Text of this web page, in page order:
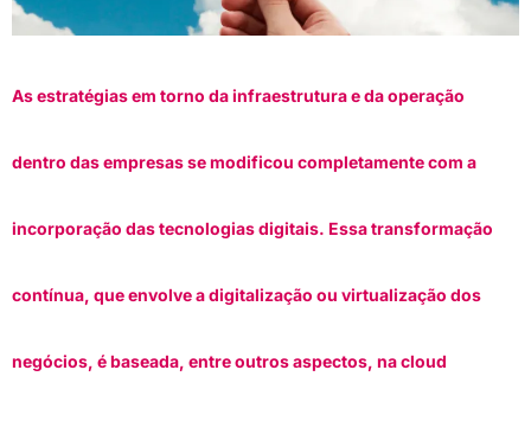
As estratégias em torno da infraestrutura e da operação
dentro das empresas se modificou completamente com a
incorporação das tecnologias digitais. Essa transformação
contínua, que envolve a digitalização ou virtualização dos
negócios, é baseada, entre outros aspectos, na cloud